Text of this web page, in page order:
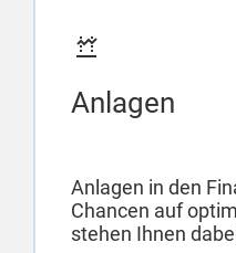
Anlagen
Anlagen in den
Chancen auf
stehen Ihnen